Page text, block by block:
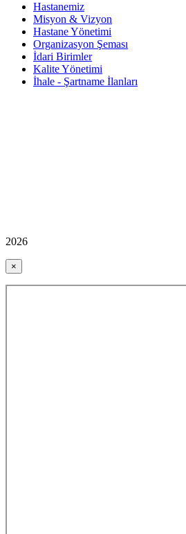
Hastanemiz
Misyon & Vizyon
Hastane Yönetimi
Organizasyon Şeması
İdari Birimler
Kalite Yönetimi
İhale - Şartname İlanları
2026
×